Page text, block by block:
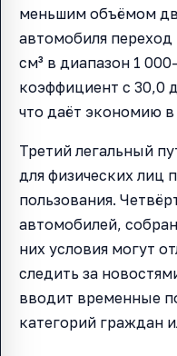
меньшим объёмом
автомобиля переход
см³ в диапазон 1
коэффициент с 30,0
что даёт экономию
Третий легальный
для физических лиц
пользования.
автомобилей,
них условия могут
следить за
вводит временные
категорий граждан